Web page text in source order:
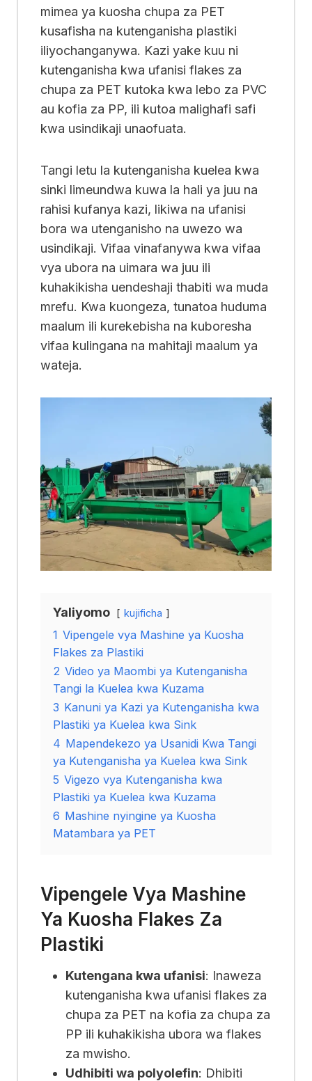
mimea ya kuosha chupa za PET
kusafisha na kutenganisha plastiki
iliyochanganywa. Kazi yake kuu ni
kutenganisha kwa ufanisi flakes za
chupa za PET kutoka kwa lebo za PVC
au kofia za PP, ili kutoa malighafi safi
kwa usindikaji unaofuata.
Tangi letu la kutenganisha kuelea kwa
sinki limeundwa kuwa la hali ya juu na
rahisi kufanya kazi, likiwa na ufanisi
bora wa utenganisho na uwezo wa
usindikaji. Vifaa vinafanywa kwa vifaa
vya ubora na uimara wa juu ili
kuhakikisha uendeshaji thabiti wa muda
mrefu. Kwa kuongeza, tunatoa huduma
maalum ili kurekebisha na kuboresha
vifaa kulingana na mahitaji maalum ya
wateja.
Yaliyomo kujificha
1 Vipengele vya Mashine ya Kuosha
Flakes za Plastiki
2 Video ya Maombi ya Kutenganisha
Tangi la Kuelea kwa Kuzama
3 Kanuni ya Kazi ya Kutenganisha kwa
Plastiki ya Kuelea kwa Sink
4 Mapendekezo ya Usanidi Kwa Tangi
ya Kutenganisha ya Kuelea kwa Sink
5 Vigezo vya Kutenganisha kwa
Plastiki ya Kuelea kwa Kuzama
6 Mashine nyingine ya Kuosha
Matambara ya PET
Vipengele Vya Mashine
Ya Kuosha Flakes Za
Plastiki
Kutengana kwa ufanisi: Inaweza
kutenganisha kwa ufanisi flakes za
chupa za PET na kofia za chupa za
PP ili kuhakikisha ubora wa flakes
za mwisho.
Udhibiti wa polyolefin: Dhibiti